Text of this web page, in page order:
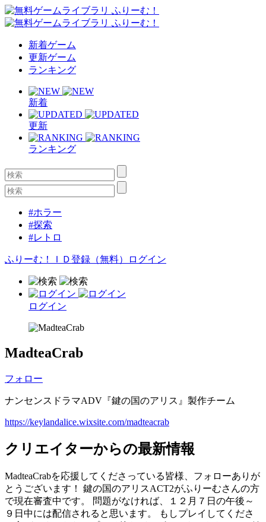
新着ゲーム
更新ゲーム
ランキング
新着
更新
ランキング
#ホラー
#探索
#レトロ
ふりーむ！ＩＤ登録（無料） ログイン
ログイン
MadteaCrab
フォロー
ナンセンスドラマADV『鍵の国のアリス』製作チーム
https://keylandalice.wixsite.com/madteacrab
クリエイターからの最新情報
MadteaCrabを応援してくださっている皆様、フォローありが
とうございます！ 鍵の国のアリスACT2がふりーむさんの方
で現在審査中です。 問題がなければ、１２月７日の午後～
９日中には配信されると思います。 もしプレイしてくださ